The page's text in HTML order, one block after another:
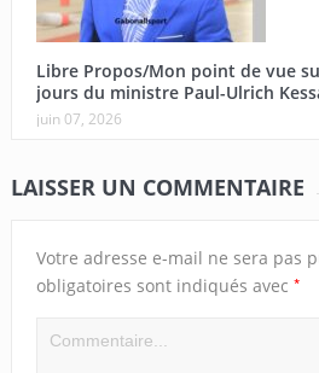
Libre Propos/Mon point de vue
jours du ministre Paul-Ulrich
juin 07, 2026
LAISSER UN COMMENTAIRE
Votre adresse e-mail ne sera pas
obligatoires sont indiqués avec *